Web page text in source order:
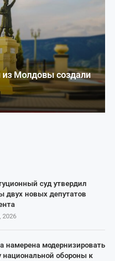
суд утвердил
двух новых депутатов
2026
намерена модернизировать
национальной обороны к
Молдовы создали